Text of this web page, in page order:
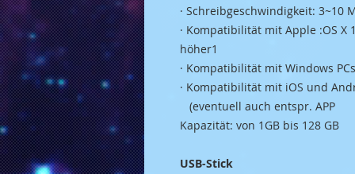
· Schreibgeschwindigkeit: 3~10
· Kompatibilität mit Apple :OS X
höher1
· Kompatibilität mit Windows
· Kompatibilität mit iOS und
(eventuell auch entspr. APP
Kapazität: von 1GB bis 128 GB
USB-Stick